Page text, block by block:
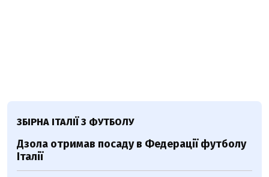
ЗБІРНА ІТАЛІЇ З ФУТБОЛУ
Дзола отримав посаду в Федерації футболу
Італії